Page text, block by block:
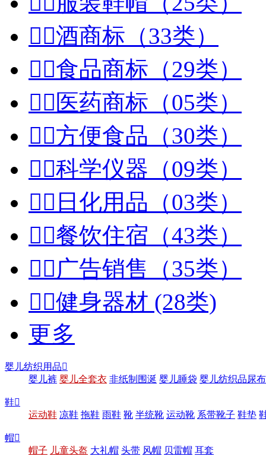
酒商标（33类）
食品商标（29类）
医药商标（05类）
方便食品（30类）
科学仪器（09类）
 日化用品（03类）
餐饮住宿（43类）
广告销售（35类）
健身器材 (28类)
更多
婴儿纺织用品
婴儿裤 婴儿全套衣 非纸制围涎 婴儿睡袋 婴儿纺织品尿布
鞋
运动鞋 凉鞋 拖鞋 雨鞋 靴 半统靴 运动靴 系带靴子 鞋垫
帽
帽子 儿童头盔 大礼帽 头带 风帽 贝雷帽 耳套